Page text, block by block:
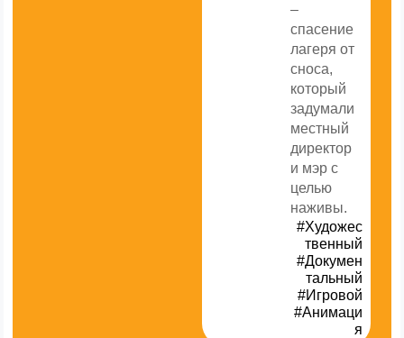
–
спасение
лагеря от
сноса,
который
задумали
местный
директор
и мэр с
целью
наживы.
#Художес
твенный
#Докумен
тальный
#Игровой
#Анимаци
я